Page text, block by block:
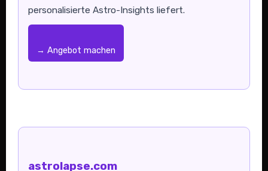
personalisierte Astro-Insights liefert.
→ Angebot machen
astrolapse.com